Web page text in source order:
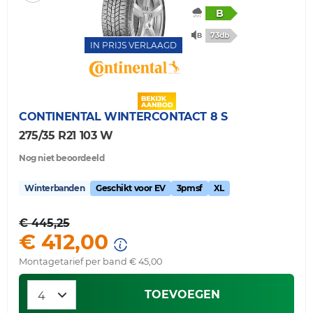
IN PRIJS VERLAAGD
B
73db
CONTINENTAL WINTERCONTACT 8 S
275/35 R21 103 W
Nog niet beoordeeld
Winterbanden Geschikt voor EV 3pmsf XL
€ 445,25
€ 412,00
Montagetarief per band € 45,00
TOEVOEGEN